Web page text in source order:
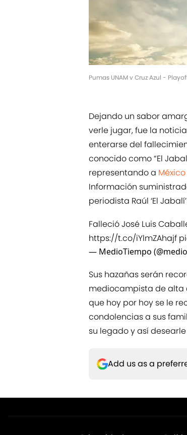
Pumas UNAM v Cruz Azul -
Dejando un sabor
verle jugar, fue la
enterarse del
conocido como “El
representando a México
Información
periodista Raúl ‘El
Falleció José Luis
https://t.co/iYlmZAhajf
— MedioTiempo
Sus hazañas serán
mediocampista de alta
que hoy por hoy se le
condolencias a sus
su legado y así
Add us as a